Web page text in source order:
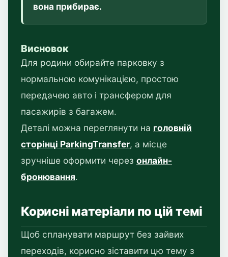
вона прибирає.
Висновок
Для родини обирайте парковку з
нормальною комунікацією, простою
передачею авто і трансфером для
пасажирів з багажем.
Деталі можна переглянути на головній
сторінці ParkingTransfer, а місце
зручніше оформити через онлайн-
бронювання.
Корисні матеріали по цій темі
Щоб спланувати маршрут без зайвих
переходів, корисно зіставити цю тему з